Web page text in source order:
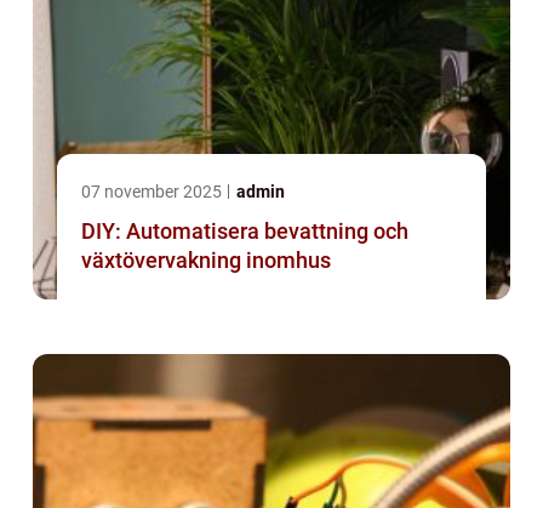
07 november 2025 admin
DIY: Automatisera bevattning och
växtövervakning inomhus